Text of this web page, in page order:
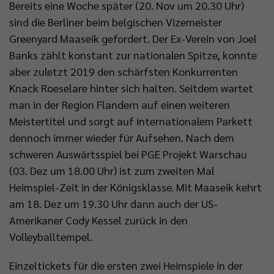
Bereits eine Woche später (20. Nov um 20.30 Uhr)
sind die Berliner beim belgischen Vizemeister
Greenyard Maaseik gefordert. Der Ex-Verein von Joel
Banks zählt konstant zur nationalen Spitze, konnte
aber zuletzt 2019 den schärfsten Konkurrenten
Knack Roeselare hinter sich halten. Seitdem wartet
man in der Region Flandern auf einen weiteren
Meistertitel und sorgt auf internationalem Parkett
dennoch immer wieder für Aufsehen. Nach dem
schweren Auswärtsspiel bei PGE Projekt Warschau
(03. Dez um 18.00 Uhr) ist zum zweiten Mal
Heimspiel-Zeit in der Königsklasse. Mit Maaseik kehrt
am 18. Dez um 19.30 Uhr dann auch der US-
Amerikaner Cody Kessel zurück in den
Volleyballtempel.
Einzeltickets für die ersten zwei Heimspiele in der